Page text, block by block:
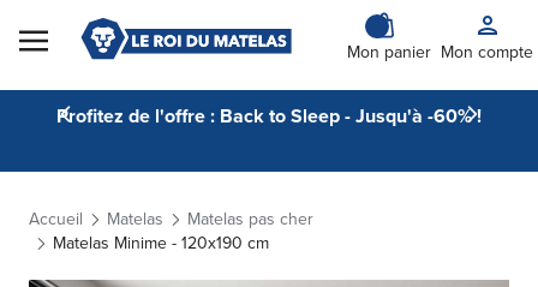
Skip to Content
Mon panier Mon compte
Profitez de l'offre : Back to Sleep - Jusqu'à -60% !
Accueil Matelas
Matelas pas cher
Matelas Minime - 120x190 cm